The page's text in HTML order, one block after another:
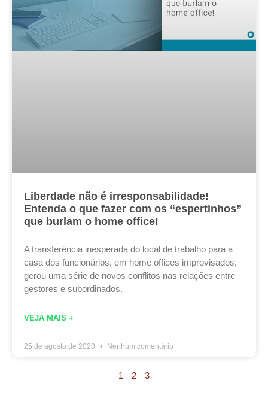
Liberdade não é irresponsabilidade!
Entenda o que fazer com os “espertinhos”
que burlam o home office!
A transferência inesperada do local de trabalho para a
casa dos funcionários, em home offices improvisados,
gerou uma série de novos conflitos nas relações entre
gestores e subordinados.
VEJA MAIS +
25 de agosto de 2020 Nenhum comentário
1 2 3